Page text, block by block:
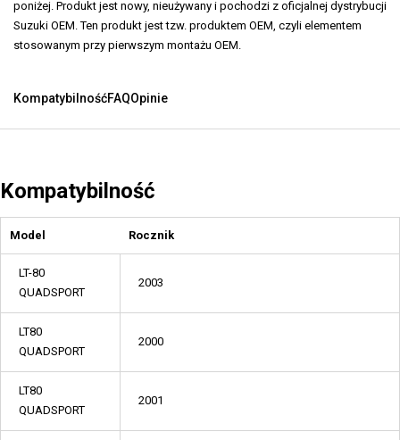
poniżej. Produkt jest nowy, nieużywany i pochodzi z oficjalnej dystrybucji
Suzuki OEM. Ten produkt jest tzw. produktem OEM, czyli elementem
stosowanym przy pierwszym montażu OEM.
KompatybilnośćFAQOpinie
Kompatybilność
Model Rocznik
LT-80
QUADSPORT
2003
LT80
QUADSPORT
2000
LT80
QUADSPORT
2001